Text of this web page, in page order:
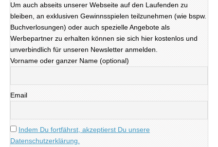
Um auch abseits unserer Webseite auf den Laufenden zu
bleiben, an exklusiven Gewinnsspielen teilzunehmen (wie bspw.
Buchverlosungen) oder auch spezielle Angebote als
Werbepartner zu erhalten können sie sich hier kostenlos und
unverbindlich für unseren Newsletter anmelden.
Vorname oder ganzer Name (optional)
Email
Indem Du fortfährst, akzeptierst Du unsere
Datenschutzerklärung.